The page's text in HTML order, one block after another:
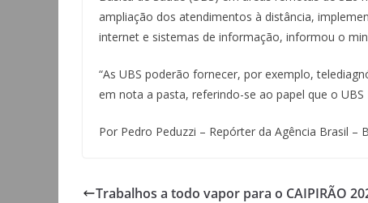
ampliação dos atendimentos à distância,
internet e sistemas de informação, informou o
“As UBS poderão fornecer, por exemplo,
em nota a pasta, referindo-se ao papel que o
Por Pedro Peduzzi – Repórter da Agência Brasil –
Trabalhos a todo vapor para o CAIPIRÃO